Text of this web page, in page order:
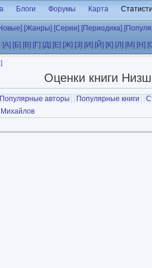
Блоги Форумы Карта
[Жанры] [Серии] [Периодика]
[А] [Б] [В] [Г] [Д] [Е] [Ж] [З] [И] [Й] [К] [Л] [М] [Н]
Оценки книги
Популярные авторы Популярные книги
Михайлов